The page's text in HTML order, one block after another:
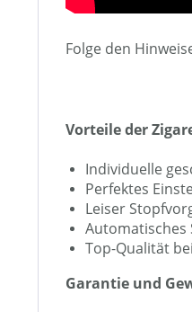
Folge den
Vorteile der
Individuelle
Perfektes
Leiser
Automatisches
Top-Qualität
Garantie und